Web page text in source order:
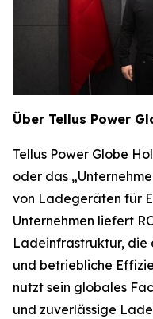
Über Tellus Power
Tellus Power Globe
oder das
von Ladegeräten für
Unternehmen liefert
Ladeinfrastruktur,
und betriebliche
nutzt sein globales
und zuverlässige